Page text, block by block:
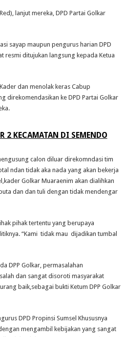
lanjut mereka, DPD Partai Golkar
sayap maupun pengurus harian DPD
resmi ditujukan langsung kepada Ketua
dan menolak keras Cabup
direkomendasikan ke DPD Partai Golkar
2 KECAMATAN DI SEMENDO
calon diluar direkomndasi tim
ndan tidak aka nada yang akan bekerja
Golkar Muaraenim akan dialihkan
dan dan tuli dengan tidak mendengar
pihak tertentu yang berupaya
“Kami tidak mau dijadikan tumbal
DPP Golkar, permasalahan
dan sangat disoroti masyarakat
baik,sebagai bukti Ketum DPP Golkar
DPD Propinsi Sumsel Khususnya
mengambil kebijakan yang sangat